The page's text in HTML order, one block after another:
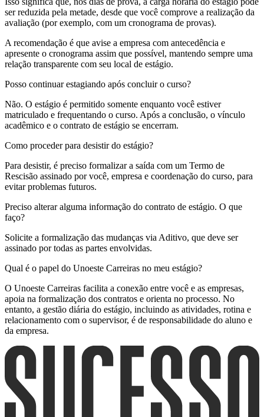
ser reduzida pela metade, desde que você comprove a realização da
avaliação (por exemplo, com um cronograma de provas).
A recomendação é que avise a empresa com antecedência e
apresente o cronograma assim que possível, mantendo sempre uma
relação transparente com seu local de estágio.
Posso continuar estagiando após concluir o curso?
Não. O estágio é permitido somente enquanto você estiver
matriculado e frequentando o curso. Após a conclusão, o vínculo
acadêmico e o contrato de estágio se encerram.
Como proceder para desistir do estágio?
Para desistir, é preciso formalizar a saída com um Termo de
Rescisão assinado por você, empresa e coordenação do curso, para
evitar problemas futuros.
Preciso alterar alguma informação do contrato de estágio. O que
faço?
Solicite a formalização das mudanças via Aditivo, que deve ser
assinado por todas as partes envolvidas.
Qual é o papel do Unoeste Carreiras no meu estágio?
O Unoeste Carreiras facilita a conexão entre você e as empresas,
apoia na formalização dos contratos e orienta no processo. No
entanto, a gestão diária do estágio, incluindo as atividades, rotina e
relacionamento com o supervisor, é de responsabilidade do aluno e
da empresa.